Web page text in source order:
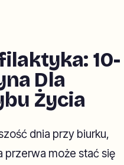
10-
Dla
Życia
dnia przy biurku,
przerwa może stać się